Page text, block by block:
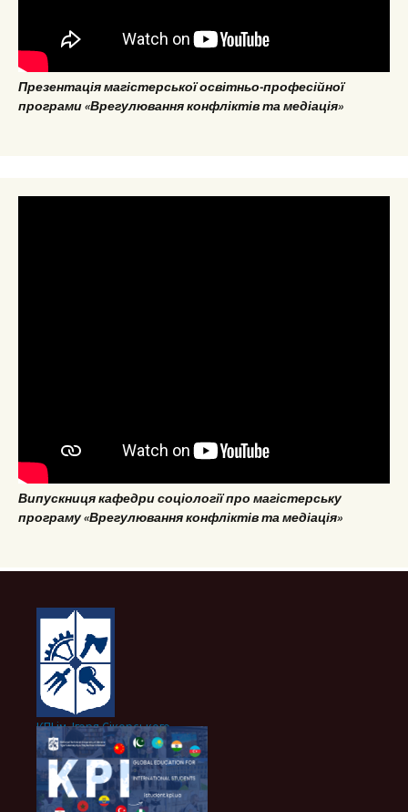
Презентація магістерської освітньо-професійної
програми «Врегулювання конфліктів та медіація»
Випускниця кафедри соціології про магістерську
програму «Врегулювання конфліктів та медіація»
КПІ ім. Ігоря Сікорського